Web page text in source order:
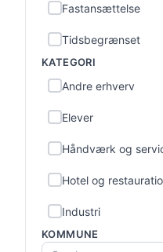
Fastansættelse
Tidsbegrænset
KATEGORI
Andre erhverv
Elever
Håndværk og
Hotel og
Industri
Kontor og
KOMMUNE